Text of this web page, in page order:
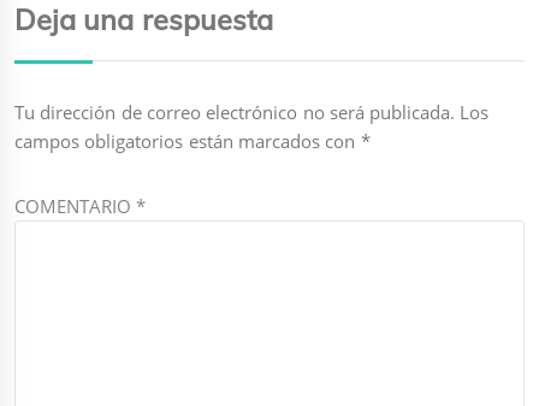
Deja una respuesta
Tu dirección de correo electrónico no será publicada. Los
campos obligatorios están marcados con *
COMENTARIO*